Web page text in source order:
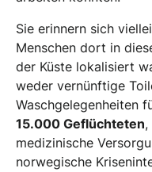
Sie erinnern sich
Menschen dort in
der Küste lokalisiert
weder vernünftige
Waschgelegenheiten
15.000 Geflüchteten,
medizinische
norwegische